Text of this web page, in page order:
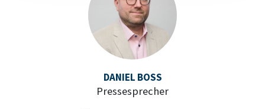
DANIEL BOSS
Pressesprecher